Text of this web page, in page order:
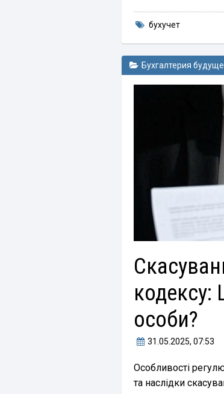
бухучет
Бухгалтерия
особи?
31.05.2025, 07:53
Особливості
та наслідки